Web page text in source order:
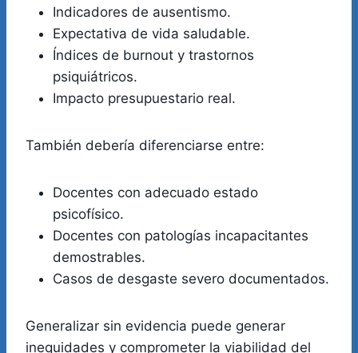
Indicadores de ausentismo.
Expectativa de vida saludable.
Índices de burnout y trastornos
psiquiátricos.
Impacto presupuestario real.
También debería diferenciarse entre:
Docentes con adecuado estado
psicofísico.
Docentes con patologías incapacitantes
demostrables.
Casos de desgaste severo documentados.
Generalizar sin evidencia puede generar
inequidades y comprometer la viabilidad del